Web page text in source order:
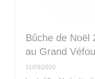
Bûche de Noël
au Grand
11/09/2020